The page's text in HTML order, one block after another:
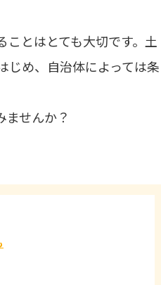
とはとても大切です。土
じめ、自治体によっては条
せんか？